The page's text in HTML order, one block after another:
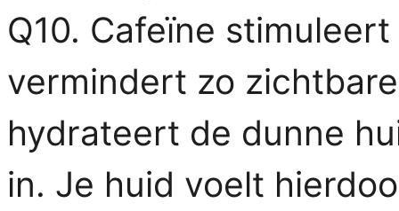
Q10. Cafeïne
vermindert zo
hydrateert de dunne
in. Je huid voelt